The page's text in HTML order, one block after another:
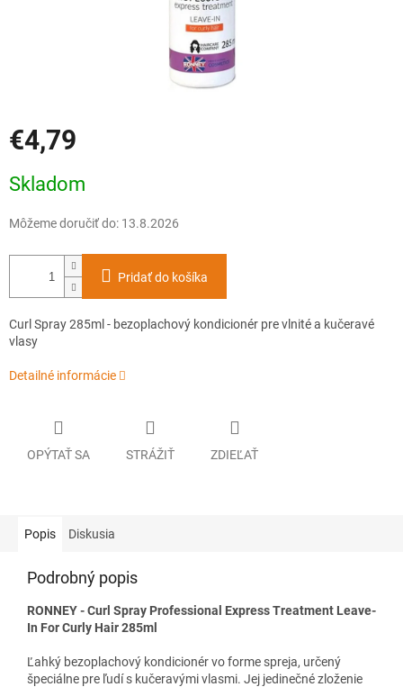
€4,79
cena:
Skladom
Môžeme doručiť do: 13.8.2026
Pridať do košíka
Curl Spray 285ml - bezoplachový kondicionér pre vlnité a kučeravé
vlasy
Detailné informácie
OPÝTAŤ SA STRÁŽIŤ ZDIEĽAŤ
Popis Diskusia
Podrobný popis
RONNEY - Curl Spray Professional Express Treatment Leave-
In For Curly Hair 285ml
Ľahký bezoplachový kondicionér vo forme spreja, určený
špeciálne pre ľudí s kučeravými vlasmi. Jej jedinečné zloženie